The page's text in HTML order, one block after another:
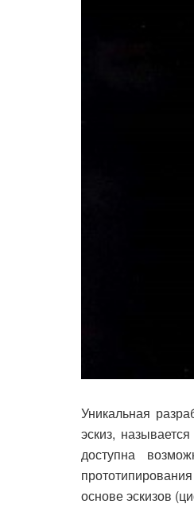
Уникальная
эскиз,
доступна
основе эскизов